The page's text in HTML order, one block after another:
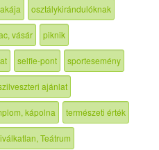
osztálykirándulóknak
vásár piknik
selfie-pont sportesemény
ajánlat
kápolna természeti érték
Teátrum